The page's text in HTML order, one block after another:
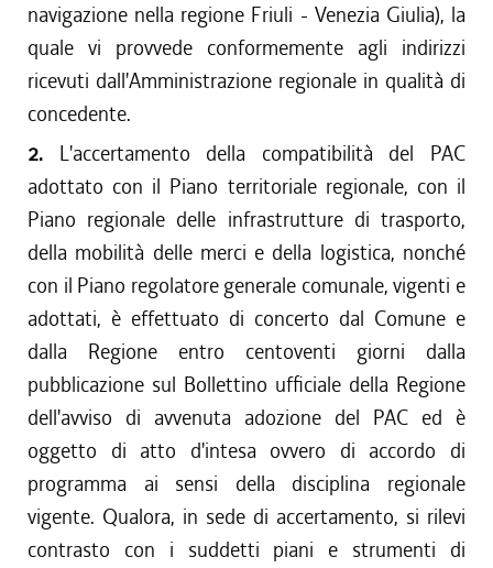
navigazione nella regione Friuli - Venezia Giulia), la
quale vi provvede conformemente agli indirizzi
ricevuti dall'Amministrazione regionale in qualità di
concedente.
2. L'accertamento della compatibilità del PAC
adottato con il Piano territoriale regionale, con il
Piano regionale delle infrastrutture di trasporto,
della mobilità delle merci e della logistica, nonché
con il Piano regolatore generale comunale, vigenti e
adottati, è effettuato di concerto dal Comune e
dalla Regione entro centoventi giorni dalla
pubblicazione sul Bollettino ufficiale della Regione
dell'avviso di avvenuta adozione del PAC ed è
oggetto di atto d'intesa ovvero di accordo di
programma ai sensi della disciplina regionale
vigente. Qualora, in sede di accertamento, si rilevi
contrasto con i suddetti piani e strumenti di